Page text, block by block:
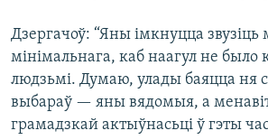
Дзергачоў: “Яны імкнуцца звузіць
мінімальнага, каб наагул не было
людзьмі. Думаю, улады баяцца ня
выбараў — яны вядомыя, а
грамадзкай актыўнасьці ў гэты